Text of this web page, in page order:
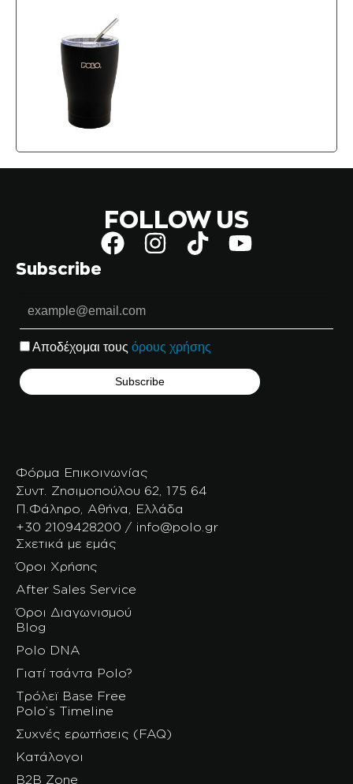
FOLLOW US
Subscribe
Αποδέχομαι τους όρους χρήσης
Φόρμα Επικοινωνίας
Συντ. Ζησιμοπούλου 62, 175 64
Π.Φάληρο, Αθήνα, Ελλάδα
+30 2109428200 / info@polo.gr
Σχετικά με εμάς
Όροι Χρήσης
After Sales Service
Όροι Διαγωνισμού
Blog
Polo DNA
Γιατί τσάντα Polo?
Τρόλεϊ Base Free
Polo’s Timeline
Συχνές ερωτήσεις (FAQ)
Κατάλογοι
B2B Zone